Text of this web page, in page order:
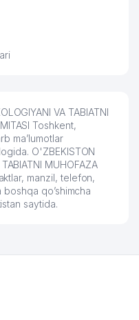
DUK
260 м
261 м
MILLIY
264 м
MChJ
VA TABIATNI
Toshkent,
ma’lumotlar
O'ZBEKISTON
MUHOFAZA
manzil, telefon,
qo’shimcha
saytida.